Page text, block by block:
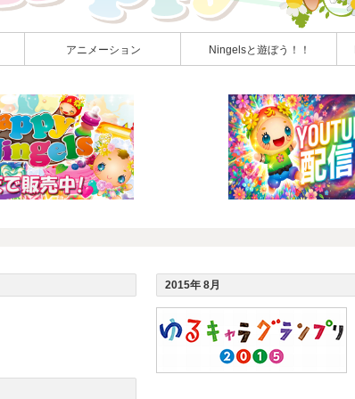
アニメーション Ningelsと遊ぼう！！
2015年 8月